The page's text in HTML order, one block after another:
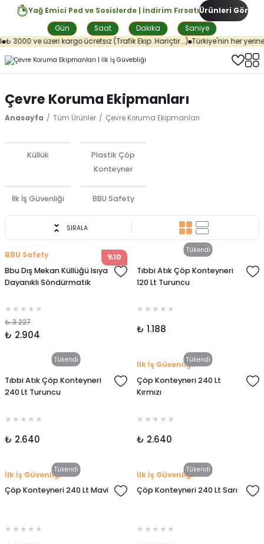
Yağ Emici Ped ve Sosislerde | İndirim Fırsatı
Gün
Saat Dakika Saniye
Ürünleri Gör
ve üzeri kargo ücretsiz (Trafik Ekip. Hariçtir...) Türkiye'nin her yerine
Çevre Koruma Ekipmanları
Anasayfa Tüm Ürünler Çevre Koruma Ekipmanları
Küllük
Plastik Çöp
Konteyner
İlk İş Güvenliği BBU Safety
SIRALA
%10
BBU Safety
Bbu Dış Mekan Küllüğü Isıya
Dayanıklı Söndürmatik
₺ 3.227
₺ 2.904
Tükendi
Tıbbi Atık Çöp Konteyneri
120 Lt Turuncu
₺ 1.188
Tükendi
Tıbbi Atık Çöp Konteyneri
240 Lt Turuncu
₺ 2.640
Tükendi
İlk İş Güvenliği
Çöp Konteyneri 240 Lt
Kırmızı
₺ 2.640
Tükendi
İlk İş Güvenliği
Çöp Konteyneri 240 Lt Mavi
Tükendi
İlk İş Güvenliği
Çöp Konteyneri 240 Lt Sarı